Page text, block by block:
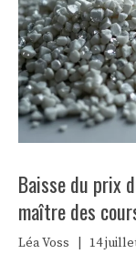
Baisse du prix
maître des
Léa Voss 14